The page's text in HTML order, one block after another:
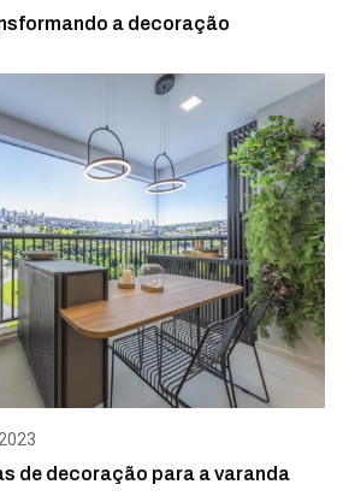
a decoração
de decoração para a varanda